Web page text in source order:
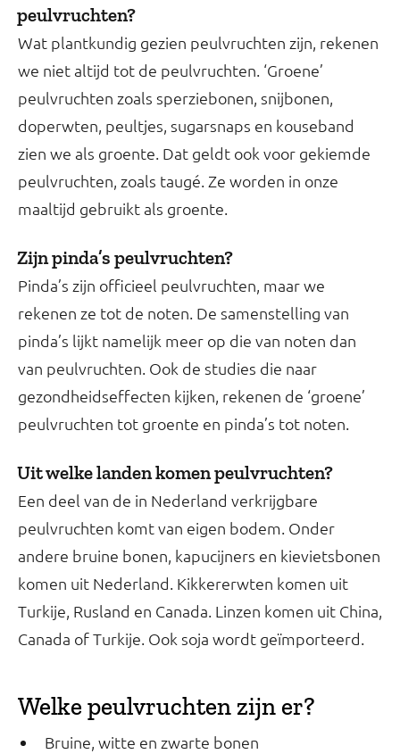
peulvruchten?
Wat plantkundig gezien peulvruchten zijn, rekenen
we niet altijd tot de peulvruchten. ‘Groene’
peulvruchten zoals sperziebonen, snijbonen,
doperwten, peultjes, sugarsnaps en kouseband
zien we als groente. Dat geldt ook voor gekiemde
peulvruchten, zoals taugé. Ze worden in onze
maaltijd gebruikt als groente.
Zijn pinda’s peulvruchten?
Pinda’s zijn officieel peulvruchten, maar we
rekenen ze tot de noten. De samenstelling van
pinda’s lijkt namelijk meer op die van noten dan
van peulvruchten. Ook de studies die naar
gezondheidseffecten kijken, rekenen de ‘groene’
peulvruchten tot groente en pinda’s tot noten.
Uit welke landen komen peulvruchten?
Een deel van de in Nederland verkrijgbare
peulvruchten komt van eigen bodem. Onder
andere bruine bonen, kapucijners en kievietsbonen
komen uit Nederland. Kikkererwten komen uit
Turkije, Rusland en Canada. Linzen komen uit China,
Canada of Turkije. Ook soja wordt geïmporteerd.
Welke peulvruchten zijn er?
Bruine, witte en zwarte bonen